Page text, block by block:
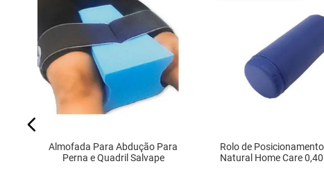
Almofada Para Abdução Para
Perna e Quadril Salvape
Rolo de
Natural Home Care